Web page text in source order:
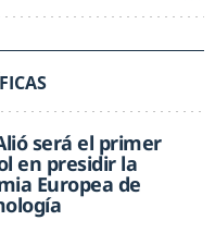
será el primer
en presidir la
Europea de